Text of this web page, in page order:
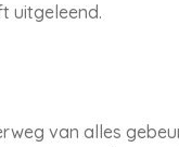
uitgeleend.
van alles